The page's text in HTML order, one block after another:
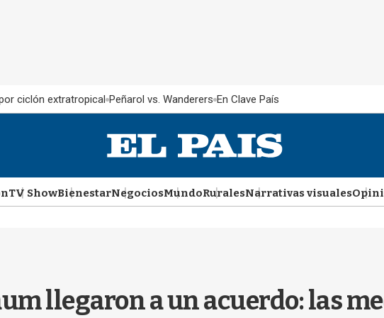
ciclón extratropical Peñarol vs. Wanderers En Clave País
TV ShowBienestarNegociosMundoRuralesNarrativas visuales
llegaron a un acuerdo: las